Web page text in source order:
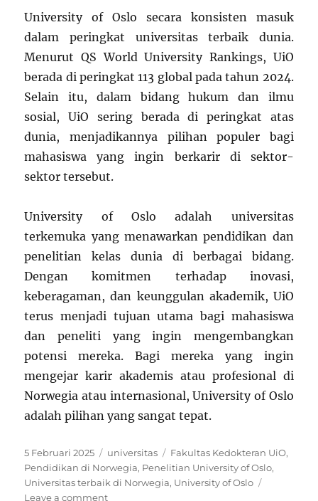
University of Oslo secara konsisten masuk
dalam peringkat universitas terbaik dunia.
Menurut QS World University Rankings, UiO
berada di peringkat 113 global pada tahun 2024.
Selain itu, dalam bidang hukum dan ilmu
sosial, UiO sering berada di peringkat atas
dunia, menjadikannya pilihan populer bagi
mahasiswa yang ingin berkarir di sektor-
sektor tersebut.
University of Oslo adalah universitas
terkemuka yang menawarkan pendidikan dan
penelitian kelas dunia di berbagai bidang.
Dengan komitmen terhadap inovasi,
keberagaman, dan keunggulan akademik, UiO
terus menjadi tujuan utama bagi mahasiswa
dan peneliti yang ingin mengembangkan
potensi mereka. Bagi mereka yang ingin
mengejar karir akademis atau profesional di
Norwegia atau internasional, University of Oslo
adalah pilihan yang sangat tepat.
Posted
on
5 Februari 2025 Categories
universitas Tags
Fakultas Kedokteran UiO,
Pendidikan di Norwegia, Penelitian University of Oslo,
Universitas terbaik di Norwegia, University of Oslo
Leave a commenton